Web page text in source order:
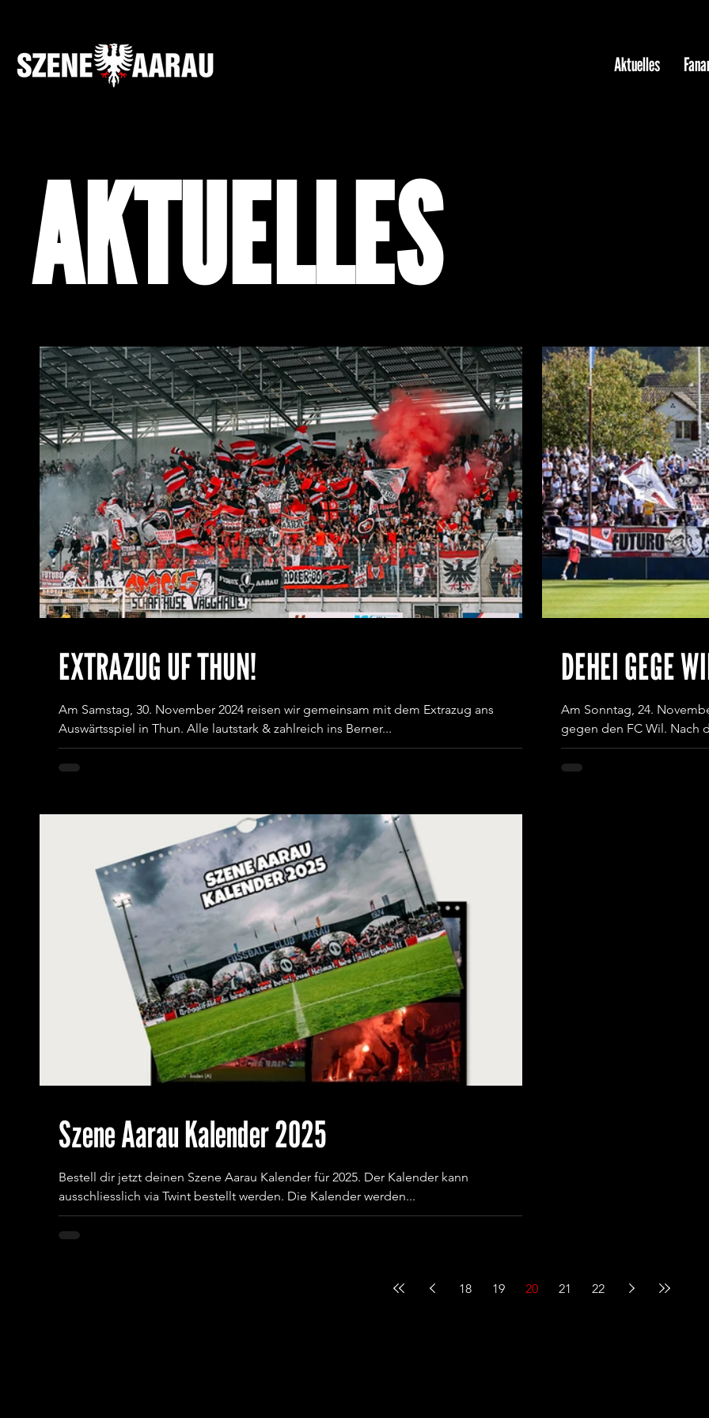
Aktuelles
AKTUELLES
EXTRAZUG UF THUN!
Am Samstag, 30. November 2024 reisen wir gemeinsam mit dem Extrazug ans
Auswärtsspiel in Thun. Alle lautstark & zahlreich ins Berner...
DEHEI GEGE
Am Sonntag, 24.
gegen den FC Wil. Nach
Szene Aarau Kalender 2025
Bestell dir jetzt deinen Szene Aarau Kalender für 2025. Der Kalender kann
ausschliesslich via Twint bestellt werden. Die Kalender werden...
18 19 20 21 22